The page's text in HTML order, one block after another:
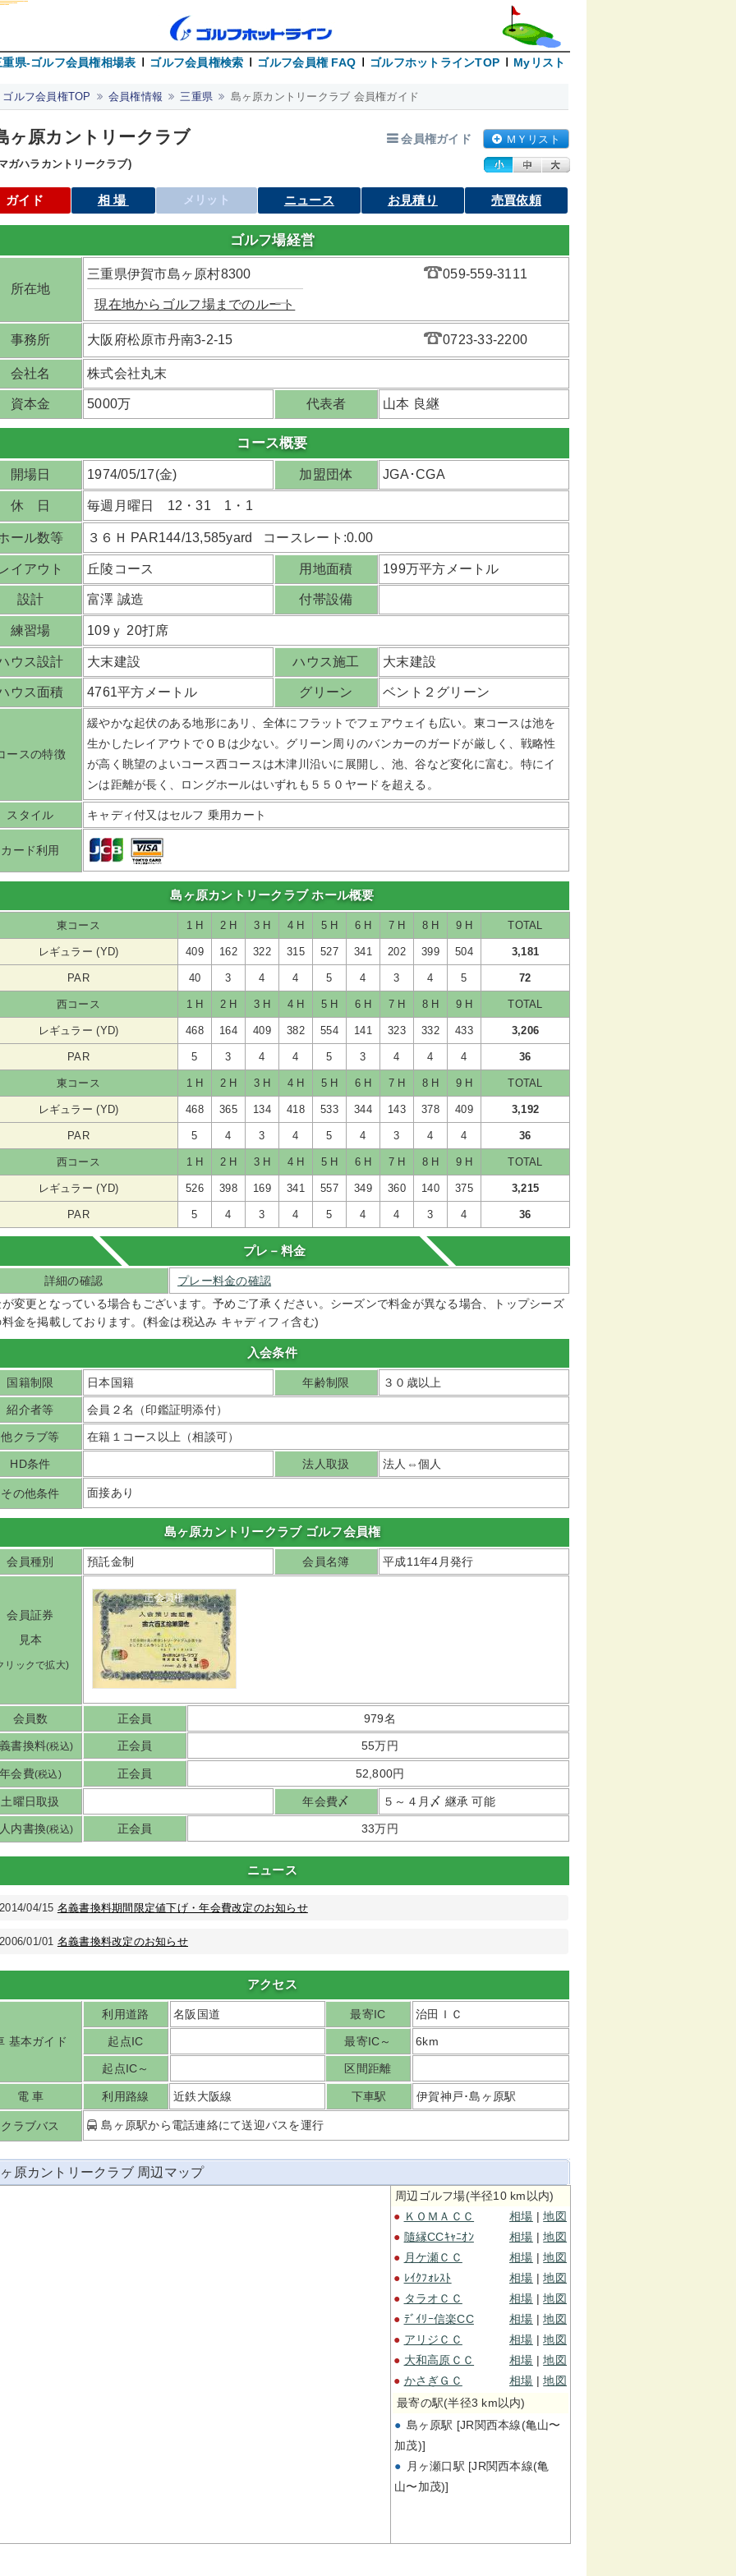
重県-ゴルフ会員権相場表 ゴルフ会員権検索 ゴルフ会員権 FAQ ゴルフホットラインTOP Myリスト
ゴルフ会員権TOP 会員権情報 三重県 島ヶ原カントリークラブ 会員権ガイド
ヶ原カントリークラブ 会員権ガイド ＭＹリスト
ガハラカントリークラブ)
ガイド 相場 メリット ニュース お見積り 売買依頼
ゴルフ場経営
所在地
三重県伊賀市島ヶ原村8300
現在地からゴルフ場までのルート
059-559-3111
事務所 大阪府松原市丹南3-2-15 0723-33-2200
会社名 株式会社丸末
資本金 5000万 代表者 山本 良継
コース概要
開場日 1974/05/17(金) 加盟団体 JGA･CGA
休 日 毎週月曜日 12・31 1・1
ール数等 ３６Ｈ PAR144/13,585yard コースレート:0.00
イアウト 丘陵コース 用地面積 199万平方メートル
設計 富澤 誠造 付帯設備
練習場 109ｙ 20打席
ウス設計 大末建設 ハウス施工 大末建設
ウス面積 4761平方メートル グリーン ベント２グリーン
ースの特徴
緩やかな起伏のある地形にあリ、全体にフラットでフェアウェイも広い。東コースは池を
生かしたレイアウトでＯＢは少ない。グリーン周りのバンカーのガードが厳しく、戦略性
が高く眺望のよいコース西コースは木津川沿いに展開し、池、谷など変化に富む。特にイ
ンは距離が長く、ロングホールはいずれも５５０ヤードを超える。
スタイル キャディ付又はセルフ 乗用カート
カード利用
島ヶ原カントリークラブ ホール概要
東コース 1 H 2 H 3 H 4 H 5 H 6 H 7 H 8 H 9 H TOTAL
レギュラー (YD) 409 162 322 315 527 341 202 399 504 3,181
PAR 40 3 4 4 5 4 3 4 5 72
西コース 1 H 2 H 3 H 4 H 5 H 6 H 7 H 8 H 9 H TOTAL
レギュラー (YD) 468 164 409 382 554 141 323 332 433 3,206
PAR 5 3 4 4 5 3 4 4 4 36
東コース 1 H 2 H 3 H 4 H 5 H 6 H 7 H 8 H 9 H TOTAL
レギュラー (YD) 468 365 134 418 533 344 143 378 409 3,192
PAR 5 4 3 4 5 4 3 4 4 36
西コース 1 H 2 H 3 H 4 H 5 H 6 H 7 H 8 H 9 H TOTAL
レギュラー (YD) 526 398 169 341 557 349 360 140 375 3,215
PAR 5 4 3 4 5 4 4 3 4 36
プレ－料金
詳細の確認
プレー料金の確認
変更となっている場合もございます。予めご了承ください。シーズンで料金が異なる場合、トップシーズ
金を掲載しております。(料金は税込み キャディフィ含む)
入会条件
国籍制限 日本国籍 年齢制限 ３０歳以上
紹介者等 会員２名（印鑑証明添付）
他クラブ等 在籍１コース以上（相談可）
HD条件 法人取扱 法人⇔個人
その他条件 面接あり
島ヶ原カントリークラブ ゴルフ会員権
会員種別 預託金制 会員名簿 平成11年4月発行
会員証券
見本
リックで拡大)
正会員権
会員数 正会員 979名
書換料(税込) 正会員 55万円
年会費(税込) 正会員 52,800円
土曜日取扱 年会費〆 ５～４月〆 継承 可能
内書換(税込) 正会員 33万円
ニュース
2014/04/15 名義書換料期間限定値下げ・年会費改定のお知らせ
2006/01/01 名義書換料改定のお知らせ
アクセス
基本ガイド
利用道路 名阪国道 最寄IC 治田ＩＣ
起点IC 最寄IC～ 6km
起点IC～ 区間距離
電 車 利用路線 近鉄大阪線 下車駅 伊賀神戸･島ヶ原駅
クラブバス 島ヶ原駅から電話連絡にて送迎バスを運行
原カントリークラブ 周辺マップ
周辺ゴルフ場(半径10 km以内)
● ＫＯＭＡＣＣ 相場 |地図
● 隨縁CCｷｬﾆｵﾝ 相場 |地図
● 月ケ瀬ＣＣ 相場 |地図
● ﾚｲｸﾌｫﾚｽﾄ 相場 |地図
● タラオＣＣ 相場 |地図
● ﾃﾞｲﾘｰ信楽CC 相場 |地図
● アリジＣＣ 相場 |地図
● 大和高原ＣＣ 相場 |地図
● かさぎＧＣ 相場 |地図
最寄の駅(半径3 km以内)
● 島ヶ原駅 [JR関西本線(亀山〜
加茂)]
●
月ヶ瀬口駅 [JR関西本線(亀
山〜加茂)]